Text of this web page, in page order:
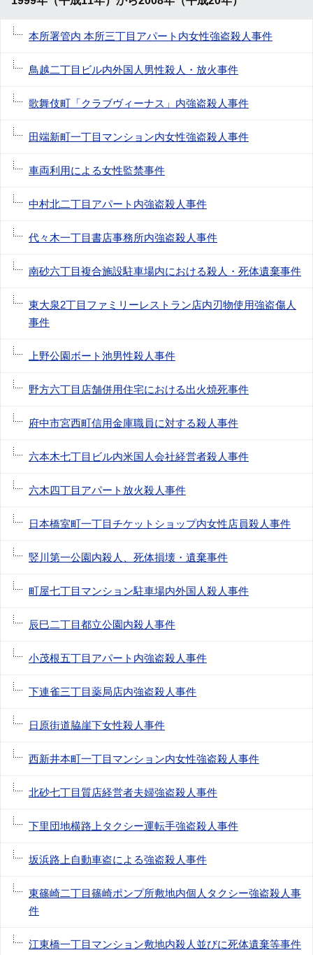
本所署管内 本所三丁目アパート内女性強盗殺人事件
鳥越二丁目ビル内外国人男性殺人・放火事件
歌舞伎町「クラブヴィーナス」内強盗殺人事件
田端新町一丁目マンション内女性強盗殺人事件
車両利用による女性監禁事件
中村北二丁目アパート内強盗殺人事件
代々木一丁目書店事務所内強盗殺人事件
南砂六丁目複合施設駐車場内における殺人・死体遺棄事件
東大泉2丁目ファミリーレストラン店内刃物使用強盗傷人
事件
上野公園ボート池男性殺人事件
野方六丁目店舗併用住宅における出火焼死事件
府中市宮西町信用金庫職員に対する殺人事件
六本木七丁目ビル内米国人会社経営者殺人事件
六木四丁目アパート放火殺人事件
日本橋室町一丁目チケットショップ内女性店員殺人事件
竪川第一公園内殺人、死体損壊・遺棄事件
町屋七丁目マンション駐車場内外国人殺人事件
辰巳二丁目都立公園内殺人事件
小茂根五丁目アパート内強盗殺人事件
下連雀三丁目薬局店内強盗殺人事件
日原街道脇崖下女性殺人事件
西新井本町一丁目マンション内女性強盗殺人事件
北砂七丁目質店経営者夫婦強盗殺人事件
下里団地横路上タクシー運転手強盗殺人事件
坂浜路上自動車盗による強盗殺人事件
東篠崎二丁目篠崎ポンプ所敷地内個人タクシー強盗殺人事
件
江東橋一丁目マンション敷地内殺人並びに死体遺棄等事件